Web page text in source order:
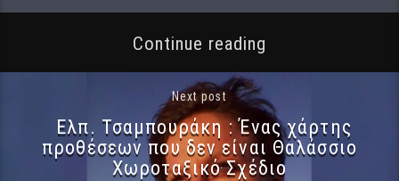
Continue reading
Next post
Ελπ. Τσαμπουράκη : Ένας χάρτης
προθέσεων που δεν είναι Θαλάσσιο
Χωροταξικό Σχέδιο